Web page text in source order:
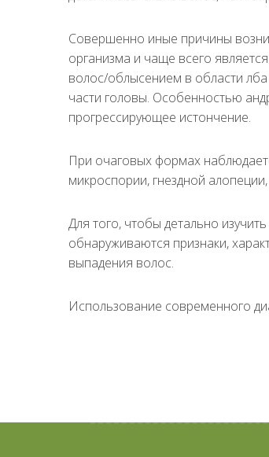
Совершенно иные причины
организма и чаще всего
волос/облысением в области
части головы. Особенностью
прогрессирующее истончение.
При очаговых формах
микроспории, гнездной
Для того, чтобы детально
обнаруживаются признаки,
выпадения волос.
Использование современного